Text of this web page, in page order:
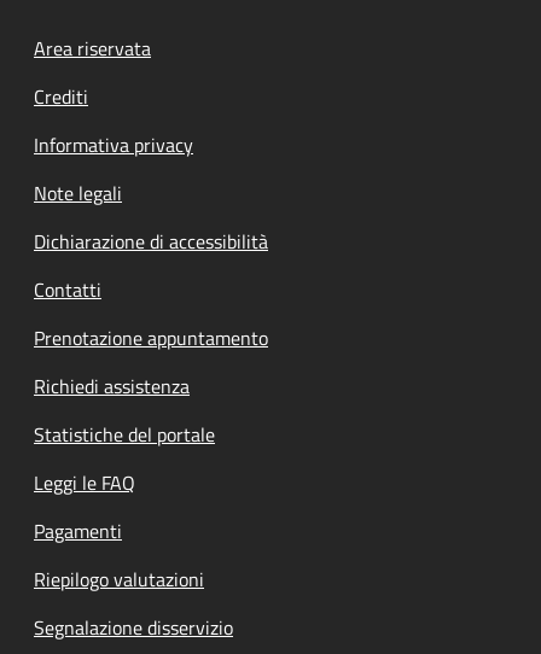
Footer menu
Area riservata
Crediti
Informativa privacy
Note legali
Dichiarazione di accessibilità
Contatti
Prenotazione appuntamento
Richiedi assistenza
Statistiche del portale
Leggi le FAQ
Pagamenti
Riepilogo valutazioni
Segnalazione disservizio